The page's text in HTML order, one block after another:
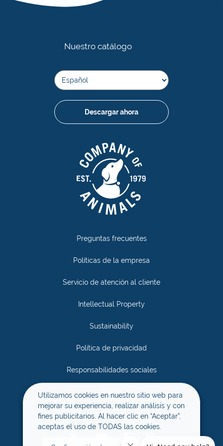
Preguntas frecuentes
Políticas de la empresa
Servicio de atención al cliente
Intellectual Property
Sustainability
Política de privacidad
Responsabilidades sociales
Únete
Términos y condiciones
Nuestro catálogo
Descargar ahora
Utilizamos cookies en nuestro sitio web para
mejorar su experiencia, realizar análisis y con
fines publicitarios. Al hacer clic en “Aceptar”,
aceptas el uso de TODAS las cookies.